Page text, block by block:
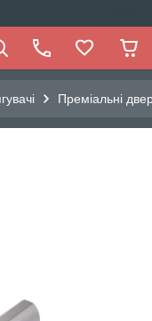
Преміальні